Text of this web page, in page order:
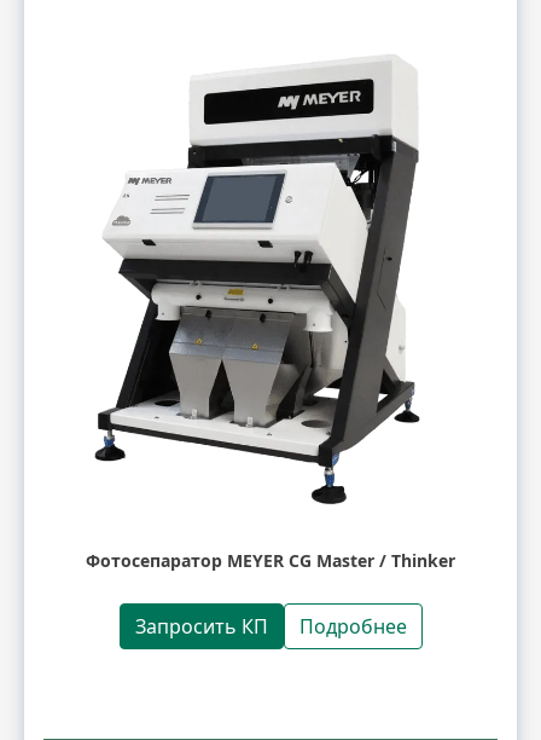
Фотосепаратор MEYER CG Master / Thinker
Запросить КП Подробнее